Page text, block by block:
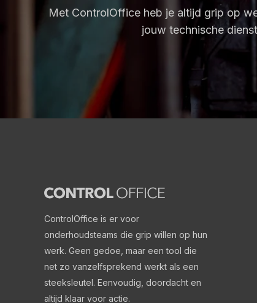
Met ControlOffice heb je altijd grip op
jouw technische
ControlOffice is er voor
onderhoudsteams die grip willen op hun
werk. Geen gedoe, maar een tool die
net zo vanzelfsprekend werkt als een
steeksleutel. Eenvoudig, doordacht en
altijd klaar voor actie.